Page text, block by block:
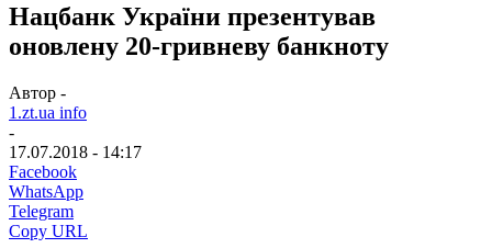
Нацбанк України презентував
оновлену 20-гривневу банкноту
Автор -
1.zt.ua info
-
17.07.2018 - 14:17
Facebook
WhatsApp
Telegram
Copy URL